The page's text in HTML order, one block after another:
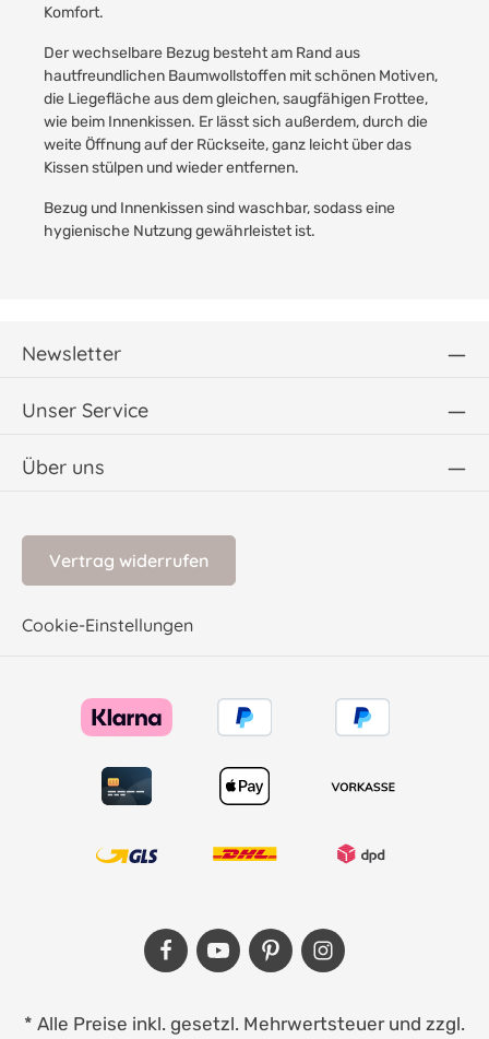
Komfort.
Der wechselbare Bezug besteht am Rand aus
hautfreundlichen Baumwollstoffen mit schönen Motiven,
die Liegefläche aus dem gleichen, saugfähigen Frottee,
wie beim Innenkissen. Er lässt sich außerdem, durch die
weite Öffnung auf der Rückseite, ganz leicht über das
Kissen stülpen und wieder entfernen.
Bezug und Innenkissen sind waschbar, sodass eine
hygienische Nutzung gewährleistet ist.
Newsletter
Unser Service
Über uns
Vertrag widerrufen
Cookie-Einstellungen
* Alle Preise inkl. gesetzl. Mehrwertsteuer und zzgl.